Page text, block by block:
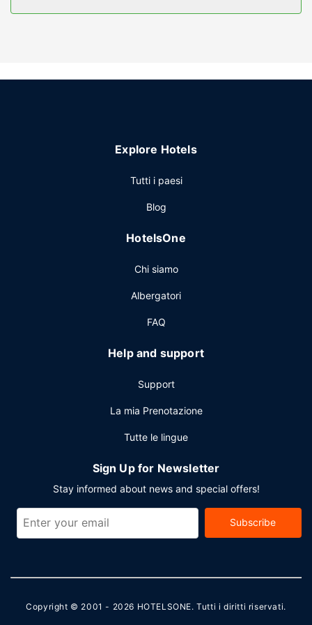
giorno e notte. In questo hotel potrai inoltre contare su il
Potrai usufruire di una reception aperta 24 ore su 24, un
Explore Hotels
Tutti i paesi
Blog
HotelsOne
Chi siamo
Albergatori
FAQ
Help and support
Support
La mia Prenotazione
Tutte le lingue
Sign Up for Newsletter
Stay informed about news and special offers!
Subscribe
Copyright © 2001 - 2026 HOTELSONE. Tutti i diritti riservati.